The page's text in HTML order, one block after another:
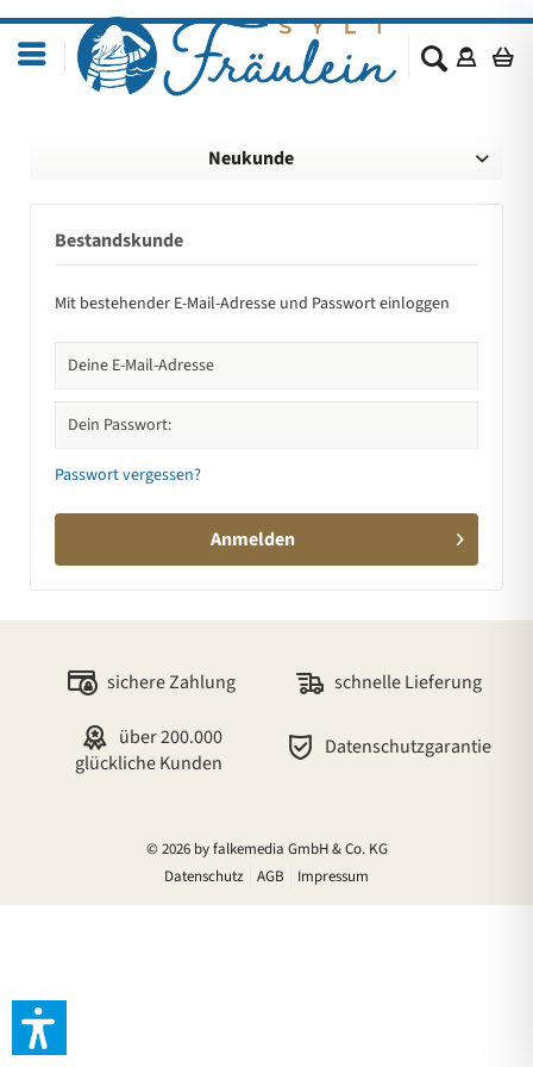
Neukunde
Bestandskunde
Mit bestehender E-Mail-Adresse und Passwort einloggen
Passwort vergessen?
Anmelden
sichere Zahlung schnelle Lieferung
über 200.000
glückliche Kunden
Datenschutzgarantie
© 2026 by falkemedia GmbH & Co. KG
Datenschutz
AGB Impressum